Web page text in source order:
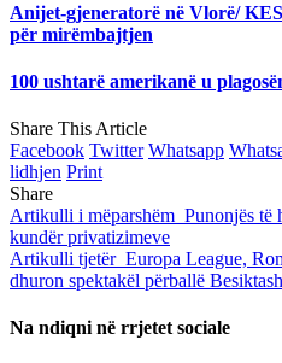
Anijet-gjeneratorë në Vlorë/
për mirëmbajtjen
100 ushtarë amerikanë u
Share This Article
Facebook Twitter Whatsapp
lidhjen Print
Share
Artikulli i mëparshëm Punonjës të
kundër privatizimeve
Artikulli tjetër Europa League,
dhuron spektakël përballë
Na ndiqni në rrjetet sociale